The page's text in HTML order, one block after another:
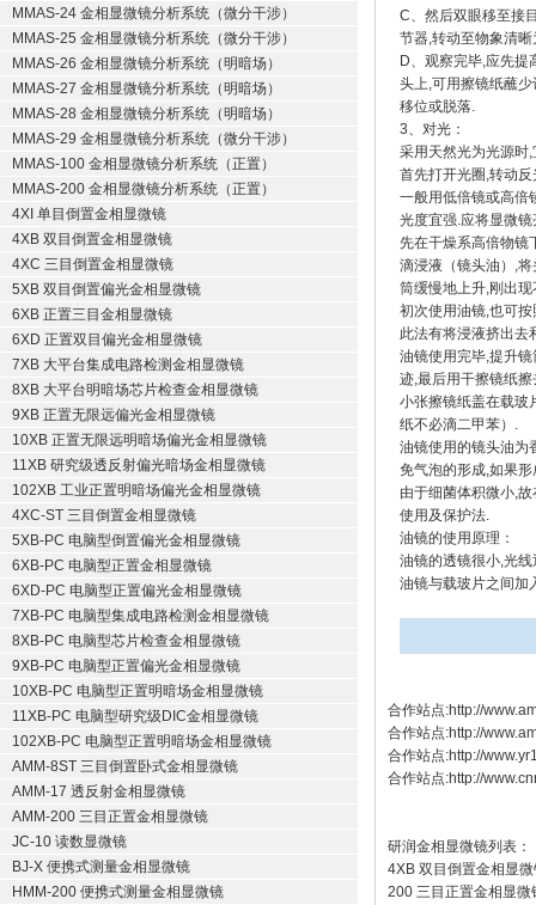
MMAS-24 金相显微镜分析系统（微分干涉）
MMAS-25 金相显微镜分析系统（微分干涉）
MMAS-26 金相显微镜分析系统（明暗场）
MMAS-27 金相显微镜分析系统（明暗场）
MMAS-28 金相显微镜分析系统（明暗场）
MMAS-29 金相显微镜分析系统（微分干涉）
MMAS-100 金相显微镜分析系统（正置）
MMAS-200 金相显微镜分析系统（正置）
4XI 单目倒置金相显微镜
4XB 双目倒置金相显微镜
4XC 三目倒置金相显微镜
5XB 双目倒置偏光金相显微镜
6XB 正置三目金相显微镜
6XD 正置双目偏光金相显微镜
7XB 大平台集成电路检测金相显微镜
8XB 大平台明暗场芯片检查金相显微镜
9XB 正置无限远偏光金相显微镜
10XB 正置无限远明暗场偏光金相显微镜
11XB 研究级透反射偏光暗场金相显微镜
102XB 工业正置明暗场偏光金相显微镜
4XC-ST 三目倒置金相显微镜
5XB-PC 电脑型倒置偏光金相显微镜
6XB-PC 电脑型正置金相显微镜
6XD-PC 电脑型正置偏光金相显微镜
7XB-PC 电脑型集成电路检测金相显微镜
8XB-PC 电脑型芯片检查金相显微镜
9XB-PC 电脑型正置偏光金相显微镜
10XB-PC 电脑型正置明暗场金相显微镜
11XB-PC 电脑型研究级DIC金相显微镜
102XB-PC 电脑型正置明暗场金相显微镜
AMM-8ST 三目倒置卧式金相显微镜
AMM-17 透反射金相显微镜
AMM-200 三目正置金相显微镜
JC-10 读数显微镜
BJ-X 便携式测量金相显微镜
HMM-200 便携式测量金相显微镜
C、然后双眼移至接
节器,转动至物象清晰
D、观察完毕,应先提
头上,可用擦镜纸蘸
移位或脱落.
3、对光：
采用天然光为光源时
首先打开光圈,转动
一般用低倍镜或高倍
光度宜强.应将显微
先在干燥系高倍物镜
滴浸液（镜头油）,
筒缓慢地上升,刚出
初次使用油镜,也可
此法有将浸液挤出去
油镜使用完毕,提升
迹,最后用干擦镜纸
小张擦镜纸盖在载玻
纸不必滴二甲苯）.
油镜使用的镜头油为
免气泡的形成,如果
由于细菌体积微小,
使用及保护法.
油镜的使用原理：
油镜的透镜很小,光
油镜与载玻片之间加
合作站点:http://
合作站点:http://
合作站点:http://
合作站点:http://
研润金相显微镜列表：
4XB 双目倒置金相显
200 三目正置金相显微